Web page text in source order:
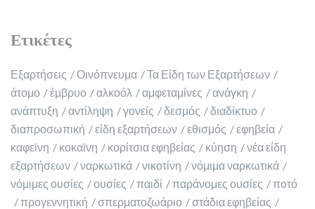
Ετικέτες
Εξαρτήσεις Οινόπνευμα
Τα Είδη των Εξαρτήσεων
άτομο
έμβρυο αλκοόλ αμφεταμίνες
ανάγκη
ανάπτυξη
αντίληψη γονείς δεσμός
διαδίκτυο
διαπροσωπική
είδη εξαρτήσεων εθισμός
εφηβεία
καφεϊνη
κοκαϊνη κορίτσια εφηβείας κύηση
νέα είδη
εξαρτήσεων
ναρκωτικά νικοτίνη
νόμιμα ναρκωτικά
νόμιμες ουσίες
ουσίες παιδί παράνομες ουσίες
ποτό
προγεννητική
σπερματοζωάριο
στάδια εφηβείας